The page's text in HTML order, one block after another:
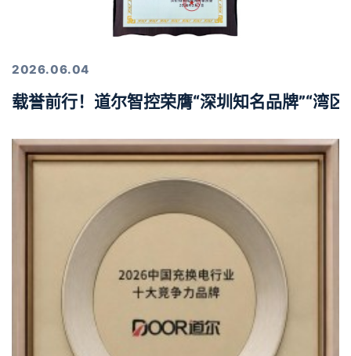
2026.06.04
载誉前行！道尔智控荣膺“深圳知名品牌”“湾